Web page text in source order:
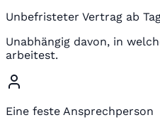
Unbefristeter Vertrag ab
Unabhängig davon, in
arbeitest.
Eine feste Ansprechperson